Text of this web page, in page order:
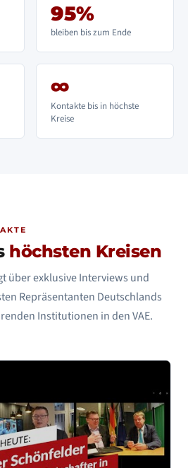
95%
bleiben bis zum Ende
∞
Kontakte bis in höchste
Kreise
höchsten Kreisen
über exklusive Interviews und
Repräsentanten Deutschlands
Institutionen in den VAE.